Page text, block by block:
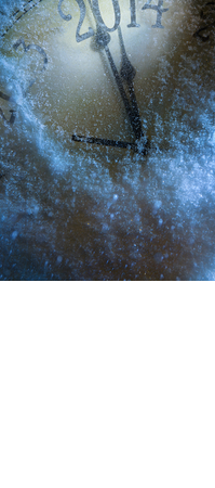
or ESC to close